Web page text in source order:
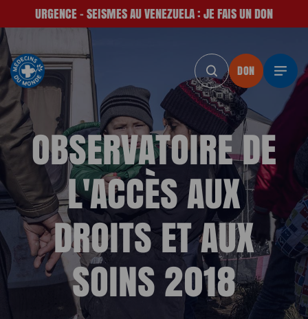
URGENCE - SEISMES AU VENEZUELA : JE FAIS UN DON
DON DON DON DON
DON
OBSERVATOIRE DE
L'ACCÈS AUX
DROITS ET AUX
SOINS 2018